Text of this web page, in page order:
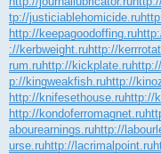
tp://justiciablehomicide.ru
http://keepagoodoffing.ru
://kerbweight.ruhttp://
rum.ruhttp://kickplate.ru
p://kingweakfish.ruhttp://
http://knifesethouse.ruhttp://
http://kondoferromagnet.ru
abourearnings.ruhttp://
urse.ruhttp://lacrimalpoint.ru